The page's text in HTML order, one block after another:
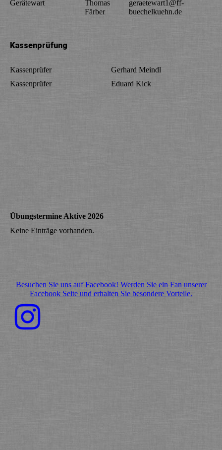
Gerätewart
Thomas
Färber
geraetewart1@ff-
buechelkuehn.de
Kassenprüfung
Kassenprüfer
Gerhard Meindl
Kassenprüfer
Eduard Kick
Übungstermine Aktive 2026
Keine Einträge vorhanden.
Besuchen Sie uns auf Facebook! Werden Sie ein Fan unserer
Facebook Seite und erhalten Sie besondere Vorteile.